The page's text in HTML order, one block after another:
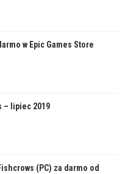
w Epic Games Store
– lipiec 2019
(PC) za darmo od